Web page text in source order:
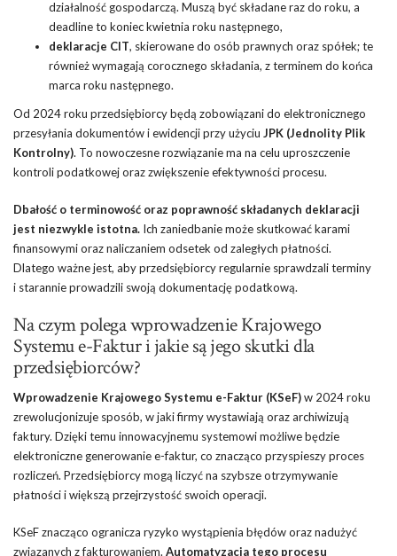
działalność gospodarczą. Muszą być składane raz do roku, a
deadline to koniec kwietnia roku następnego,
deklaracje CIT, skierowane do osób prawnych oraz spółek; te
również wymagają corocznego składania, z terminem do końca
marca roku następnego.
Od 2024 roku przedsiębiorcy będą zobowiązani do elektronicznego
przesyłania dokumentów i ewidencji przy użyciu JPK (Jednolity Plik
Kontrolny). To nowoczesne rozwiązanie ma na celu uproszczenie
kontroli podatkowej oraz zwiększenie efektywności procesu.
Dbałość o terminowość oraz poprawność składanych deklaracji
jest niezwykle istotna. Ich zaniedbanie może skutkować karami
finansowymi oraz naliczaniem odsetek od zaległych płatności.
Dlatego ważne jest, aby przedsiębiorcy regularnie sprawdzali terminy
i starannie prowadzili swoją dokumentację podatkową.
Na czym polega wprowadzenie Krajowego
Systemu e-Faktur i jakie są jego skutki dla
przedsiębiorców?
Wprowadzenie Krajowego Systemu e-Faktur (KSeF)w 2024 roku
zrewolucjonizuje sposób, w jaki firmy wystawiają oraz archiwizują
faktury. Dzięki temu innowacyjnemu systemowi możliwe będzie
elektroniczne generowanie e-faktur, co znacząco przyspieszy proces
rozliczeń. Przedsiębiorcy mogą liczyć na szybsze otrzymywanie
płatności i większą przejrzystość swoich operacji.
KSeF znacząco ogranicza ryzyko wystąpienia błędów oraz nadużyć
związanych z fakturowaniem. Automatyzacja tego procesu